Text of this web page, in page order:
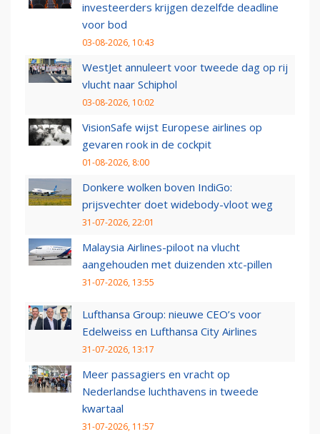
investeerders krijgen dezelfde deadline
voor bod
03-08-2026, 10:43
WestJet annuleert voor tweede dag op rij
vlucht naar Schiphol
03-08-2026, 10:02
VisionSafe wijst Europese airlines op
gevaren rook in de cockpit
01-08-2026, 8:00
Donkere wolken boven IndiGo:
prijsvechter doet widebody-vloot weg
31-07-2026, 22:01
Malaysia Airlines-piloot na vlucht
aangehouden met duizenden xtc-pillen
31-07-2026, 13:55
Lufthansa Group: nieuwe CEO’s voor
Edelweiss en Lufthansa City Airlines
31-07-2026, 13:17
Meer passagiers en vracht op
Nederlandse luchthavens in tweede
kwartaal
31-07-2026, 11:57